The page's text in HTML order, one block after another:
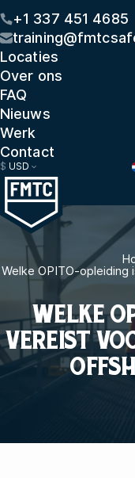
+1 337 451 4685
Locaties
Over ons
FAQ
Nieuws
Werk
Contact
$ USD
Welke OPITO-
WELKE
VEREIST